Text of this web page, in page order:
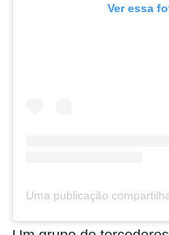
Ver essa